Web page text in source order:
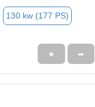
130 kw (177 PS)
★ ➦